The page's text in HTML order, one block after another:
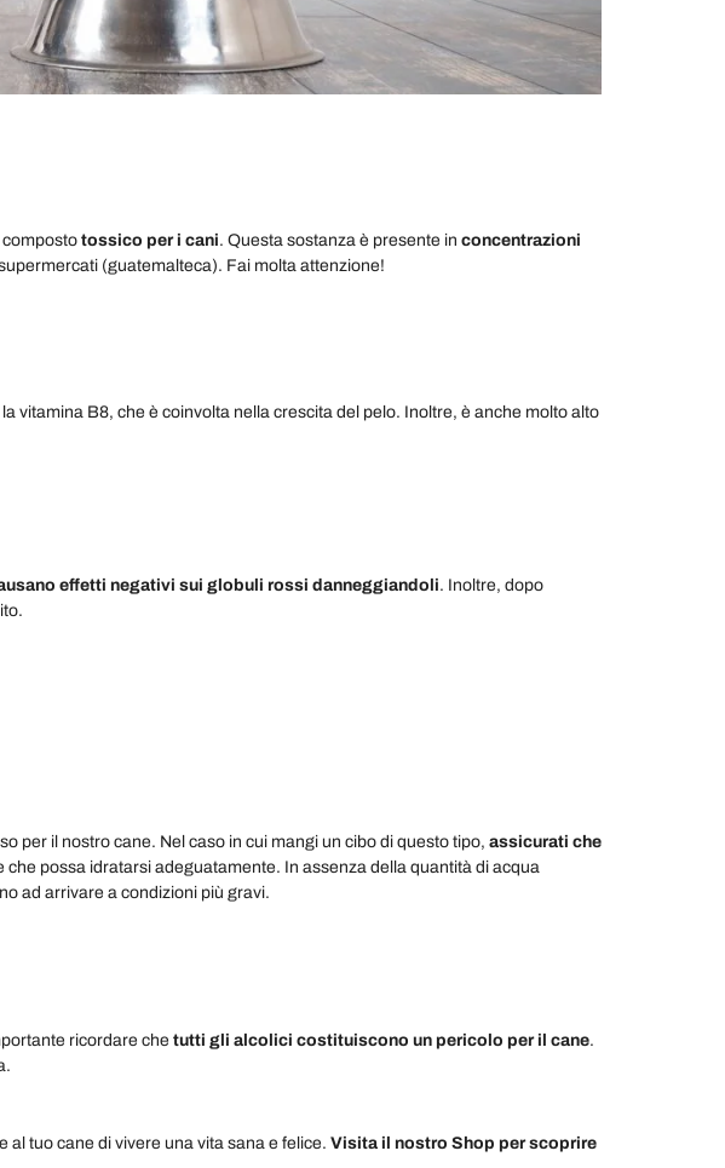
composto tossico per i cani. Questa sostanza è presente in concentrazioni
(guatemalteca). Fai molta attenzione!
vitamina B8, che è coinvolta nella crescita del pelo. Inoltre, è anche molto alto
effetti negativi sui globuli rossi danneggiandoli. Inoltre, dopo
per il nostro cane. Nel caso in cui mangi un cibo di questo tipo, assicurati che
che possa idratarsi adeguatamente. In assenza della quantità di acqua
ad arrivare a condizioni più gravi.
ricordare che tutti gli alcolici costituiscono un pericolo per il cane.
al tuo cane di vivere una vita sana e felice. Visita il nostro Shop per scoprire